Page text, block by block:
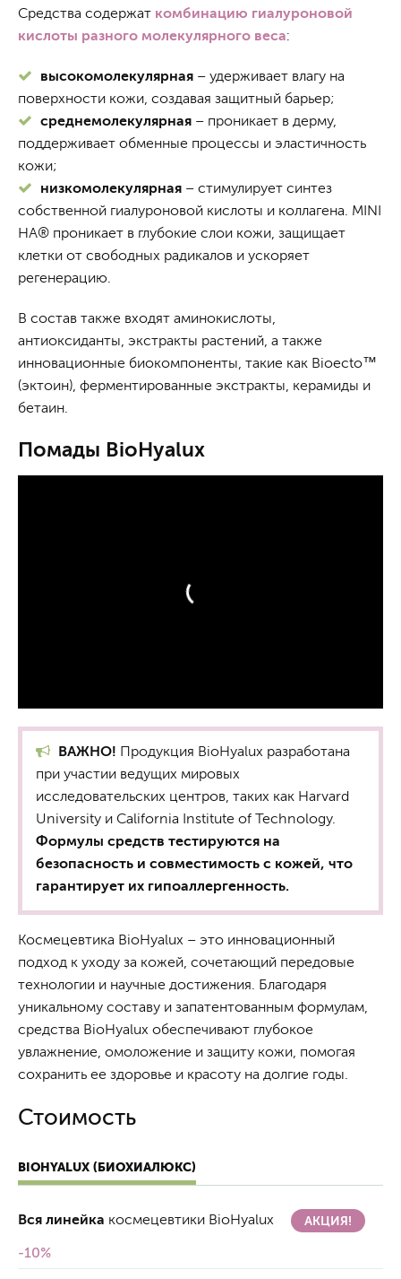
Средства содержат комбинацию гиалуроновой
кислоты разного молекулярного веса:
высокомолекулярная – удерживает влагу на
поверхности кожи, создавая защитный барьер;
среднемолекулярная – проникает в дерму,
поддерживает обменные процессы и эластичность
кожи;
низкомолекулярная – стимулирует синтез
собственной гиалуроновой кислоты и коллагена. MINI
HA® проникает в глубокие слои кожи, защищает
клетки от свободных радикалов и ускоряет
регенерацию.
В состав также входят аминокислоты,
антиоксиданты, экстракты растений, а также
инновационные биокомпоненты, такие как Bioecto™
(эктоин), ферментированные экстракты, керамиды и
бетаин.
Помады BioHyalux
ВАЖНО! Продукция BioHyalux разработана
при участии ведущих мировых
исследовательских центров, таких как Harvard
University и California Institute of Technology.
Формулы средств тестируются на
безопасность и совместимость с кожей, что
гарантирует их гипоаллергенность.
Космецевтика BioHyalux – это инновационный
подход к уходу за кожей, сочетающий передовые
технологии и научные достижения. Благодаря
уникальному составу и запатентованным формулам,
средства BioHyalux обеспечивают глубокое
увлажнение, омоложение и защиту кожи, помогая
сохранить ее здоровье и красоту на долгие годы.
Стоимость
BIOHYALUX (БИОХИАЛЮКС)
Вся линейка космецевтики BioHyalux АКЦИЯ!
-10%